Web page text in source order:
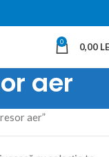
0 0,00
aer
aer”